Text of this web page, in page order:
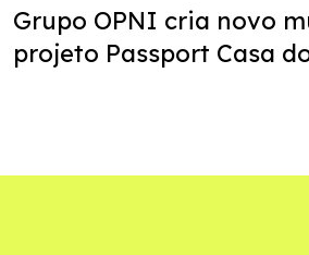
Grupo OPNI cria novo
projeto Passport Casa